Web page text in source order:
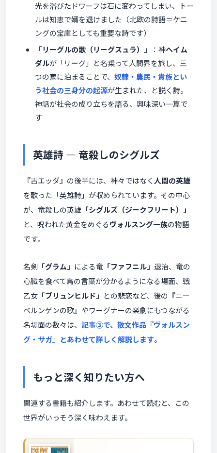
光を浴びたドワーフは石に変わってしまい、トー
ルは知恵で婿を退けました（北欧の詩語＝ケニ
ングの宝庫としても重要な詩です）
「リーグルの歌（リーグスュラ）」
：神ヘイム
ダルが「リーグ」と名乗って人間界を旅し、三
つの家に泊まることで、 奴隷・農民・貴族とい
う社会の三身分の起源が生まれた、と説く詩。
神話が社会の成り立ちを語る、興味深い一篇で
す
英雄詩 ― 竜殺しのシグルズ
『古エッダ』の後半には、神々ではなく 人間の英雄
を歌った「英雄詩」が収められています。その中心
が、竜殺しの英雄 「シグルズ（ジークフリート）」
と、呪われた黄金をめぐるヴォルスング一族の物語
です。
名剣 「グラム」 による竜 「ファフニル」 退治、竜の
心臓を食べて鳥の言葉が分かるようになる場面、戦
乙女 「ブリュンヒルド」 との悲恋など、後の『ニー
ベルンゲンの歌』やワーグナーの楽劇にもつながる
名場面の数々は、 記事③で、散文作品『ヴォルスン
グ・サガ』とあわせて詳しく解説します。
もっと深く知りたい方へ
関連する書籍も紹介します。あわせて読むと、この
世界がいっそう深く味わえます。